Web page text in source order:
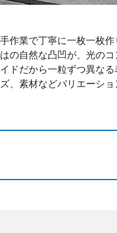
作業で丁寧に一枚一枚作
の自然な凸凹が、光の
ドだから一粒ずつ異な
、素材などバリエーショ